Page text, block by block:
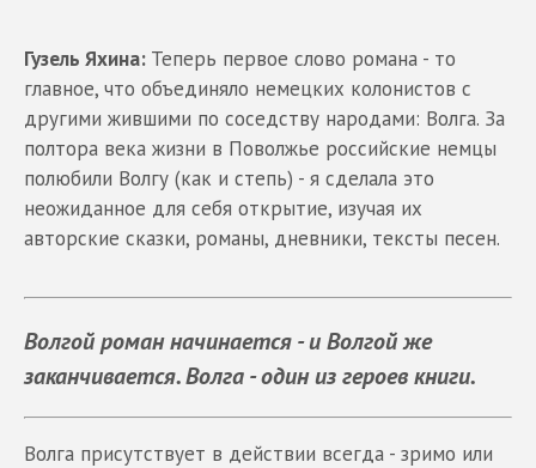
Гузель Яхина: Теперь первое слово романа - то
главное, что объединяло немецких колонистов с
другими жившими по соседству народами: Волга. За
полтора века жизни в Поволжье российские немцы
полюбили Волгу (как и степь) - я сделала это
неожиданное для себя открытие, изучая их
авторские сказки, романы, дневники, тексты песен.
Волгой роман начинается - и Волгой же
заканчивается. Волга - один из героев книги.
Волга присутствует в действии всегда - зримо или